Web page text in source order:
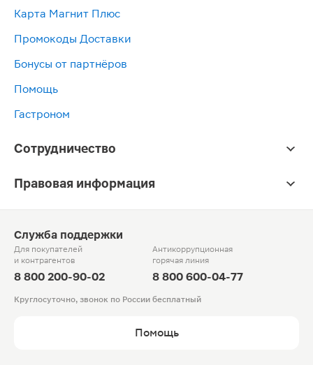
Карта Магнит Плюс
Промокоды Доставки
Бонусы от партнёров
Помощь
Гастроном
Сотрудничество
Правовая информация
Служба поддержки
Для покупателей
и контрагентов
8 800 200-90-02
Антикоррупционная
горячая линия
8 800 600-04-77
Круглосуточно, звонок по России бесплатный
Помощь